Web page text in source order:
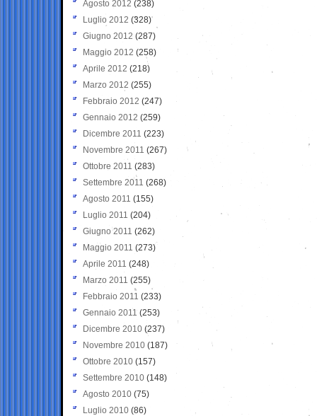
Agosto 2012 (238)
Luglio 2012 (328)
Giugno 2012 (287)
Maggio 2012 (258)
Aprile 2012 (218)
Marzo 2012 (255)
Febbraio 2012 (247)
Gennaio 2012 (259)
Dicembre 2011 (223)
Novembre 2011 (267)
Ottobre 2011 (283)
Settembre 2011 (268)
Agosto 2011 (155)
Luglio 2011 (204)
Giugno 2011 (262)
Maggio 2011 (273)
Aprile 2011 (248)
Marzo 2011 (255)
Febbraio 2011 (233)
Gennaio 2011 (253)
Dicembre 2010 (237)
Novembre 2010 (187)
Ottobre 2010 (157)
Settembre 2010 (148)
Agosto 2010 (75)
Luglio 2010 (86)